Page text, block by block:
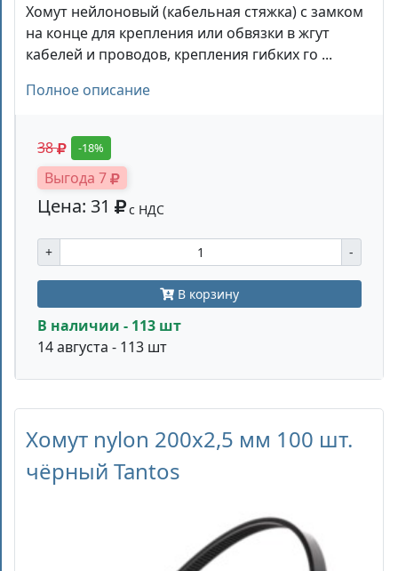
Хомут нейлоновый (кабельная стяжка) с замком
на конце для крепления или обвязки в жгут
кабелей и проводов, крепления гибких го ...
Полное описание
38 -18%
Выгода 7
Цена: 31 с НДС
+ -
В корзину
В наличии - 113 шт
14 августа - 113 шт
Хомут nylon 200x2,5 мм 100 шт.
чёрный Tantos